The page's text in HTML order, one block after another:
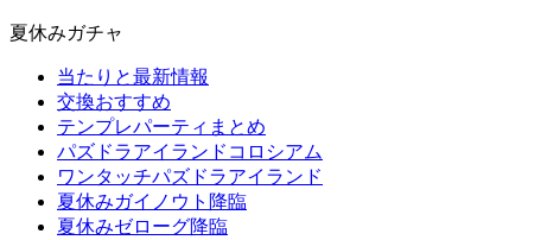
夏休みガチャ
当たりと最新情報
交換おすすめ
テンプレパーティまとめ
パズドラアイランドコロシアム
ワンタッチパズドラアイランド
夏休みガイノウト降臨
夏休みゼローグ降臨